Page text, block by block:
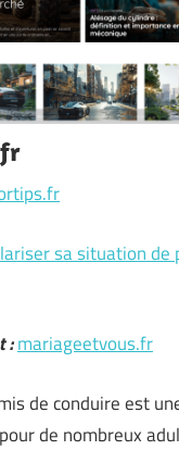
sa situation de
:mariageetvous.fr
de conduire est
de nombreux